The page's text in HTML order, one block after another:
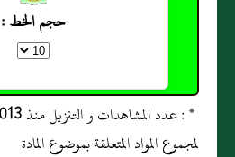
حجم الخط :
لمجموع المواد المتعلقة بموضوع المادة